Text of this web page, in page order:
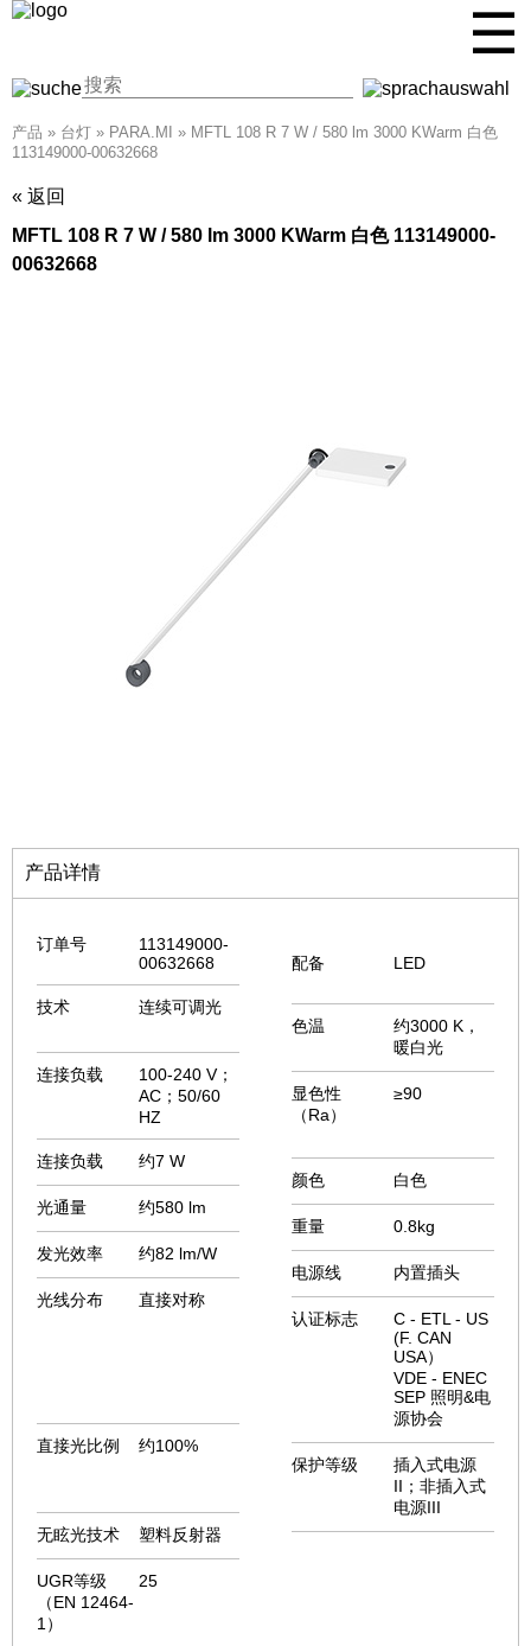
☰
产品 » 台灯 » PARA.MI » MFTL 108 R 7 W / 580 lm 3000 KWarm 白色
113149000-00632668
« 返回
MFTL 108 R 7 W / 580 lm 3000 KWarm 白色 113149000-
00632668
产品详情
订单号
113149000-
00632668
技术 连续可调光
连接负载
100-240 V；
AC；50/60
HZ
连接负载 约7 W
光通量 约580 lm
发光效率 约82 lm/W
光线分布 直接对称
直接光比例 约100%
无眩光技术 塑料反射器
UGR等级
（EN 12464-
1）
25
配备 LED
色温
约3000 K，
暖白光
显色性
（Ra）
≥90
颜色 白色
重量 0.8kg
电源线 内置插头
认证标志
C - ETL - US
(F. CAN
USA）
VDE - ENEC
SEP 照明&电
源协会
保护等级
插入式电源
II；非插入式
电源III